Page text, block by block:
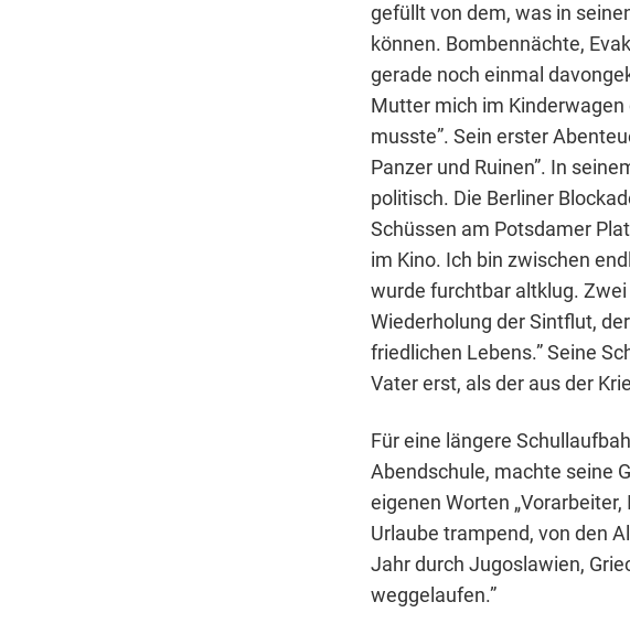
gefüllt von dem, was in
können. Bombennächte,
gerade noch einmal
Mutter mich im
musste”. Sein erster
Panzer und Ruinen”. In
politisch. Die Berliner
Schüssen am Potsdamer
im Kino. Ich bin zwischen
wurde furchtbar altklug.
Wiederholung der Sintflut,
friedlichen Lebens.” Seine
Vater erst, als der aus der
Für eine längere
Abendschule, machte seine
eigenen Worten
Urlaube trampend, von den
Jahr durch Jugoslawien,
weggelaufen.”